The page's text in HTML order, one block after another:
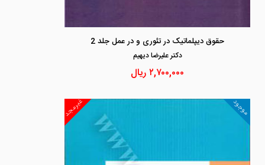
حقوق دیپلماتیک در تئوری و در عمل جلد 2
دكتر عليرضا ديهيم
۲,۷۰۰,۰۰۰ریال
غیرمجد موجود